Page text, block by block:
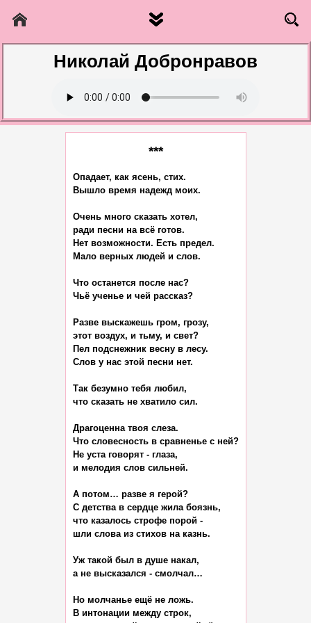
Николай Добронравов
***
Опадает, как ясень, стих.
Вышло время надежд моих.
Очень много сказать хотел,
ради песни на всё готов.
Нет возможности. Есть предел.
Мало верных людей и слов.
Что останется после нас?
Чьё ученье и чей рассказ?
Разве выскажешь гром, грозу,
этот воздух, и тьму, и свет?
Пел подснежник весну в лесу.
Слов у нас этой песни нет.
Так безумно тебя любил,
что сказать не хватило сил.
Драгоценна твоя слеза.
Что словесность в сравненье с ней?
Не уста говорят - глаза,
и мелодия слов сильней.
А потом… разве я герой?
С детства в сердце жила боязнь,
что казалось строфе порой -
шли слова из стихов на казнь.
Уж такой был в душе накал,
а не высказался - смолчал…
Но молчанье ещё не ложь.
В интонации между строк,